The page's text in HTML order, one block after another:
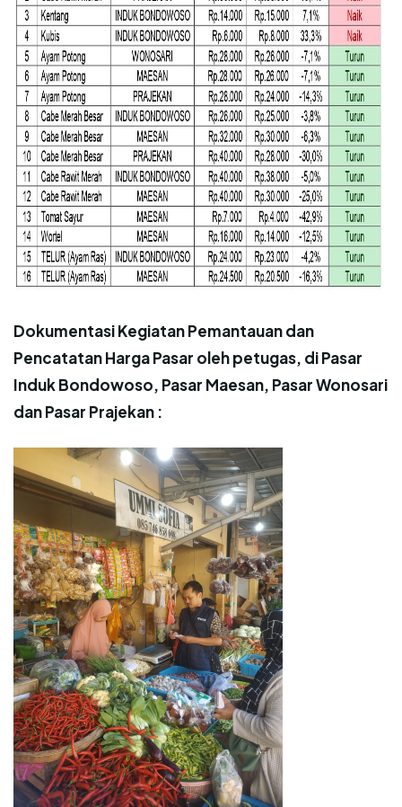
Dokumentasi Kegiatan Pemantauan dan
Pencatatan Harga Pasar oleh petugas, di Pasar
Induk Bondowoso, Pasar Maesan, Pasar Wonosari
dan Pasar Prajekan :